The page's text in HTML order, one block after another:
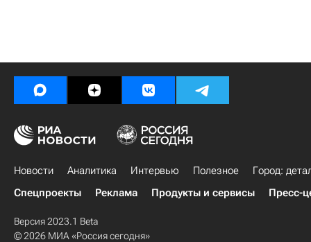
Новости Аналитика Интервью Полезное
Город:
Спецпроекты
Реклама Продукты и сервисы Пресс-
Версия 2023.1 Beta
© 2026 МИА «Россия сегодня»